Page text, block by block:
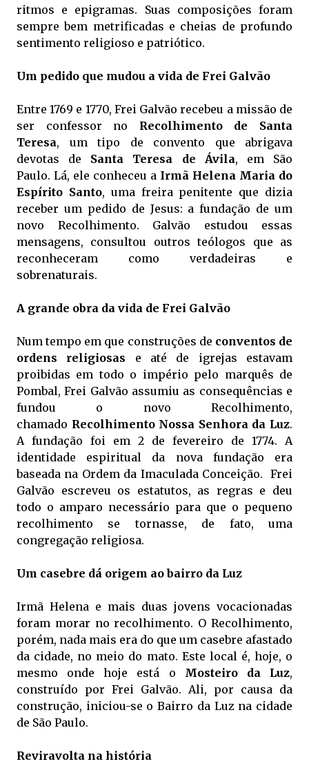
ritmos e epigramas. Suas composições foram
sempre bem metrificadas e cheias de profundo
sentimento religioso e patriótico.
Um pedido que mudou a vida de Frei Galvão
Entre 1769 e 1770, Frei Galvão recebeu a missão de
ser confessor no Recolhimento de Santa
Teresa, um tipo de convento que abrigava
devotas de Santa Teresa de Ávila, em São
Paulo. Lá, ele conheceu a Irmã Helena Maria do
Espírito Santo, uma freira penitente que dizia
receber um pedido de Jesus: a fundação de um
novo Recolhimento. Galvão estudou essas
mensagens, consultou outros teólogos que as
reconheceram como verdadeiras e
sobrenaturais.
A grande obra da vida de Frei Galvão
Num tempo em que construções de conventos de
ordens religiosas e até de igrejas estavam
proibidas em todo o império pelo marquês de
Pombal, Frei Galvão assumiu as consequências e
fundou o novo Recolhimento,
chamado Recolhimento Nossa Senhora da Luz.
A fundação foi em 2 de fevereiro de 1774. A
identidade espiritual da nova fundação era
baseada na Ordem da Imaculada Conceição. Frei
Galvão escreveu os estatutos, as regras e deu
todo o amparo necessário para que o pequeno
recolhimento se tornasse, de fato, uma
congregação religiosa.
Um casebre dá origem ao bairro da Luz
Irmã Helena e mais duas jovens vocacionadas
foram morar no recolhimento. O Recolhimento,
porém, nada mais era do que um casebre afastado
da cidade, no meio do mato. Este local é, hoje, o
mesmo onde hoje está o Mosteiro da Luz,
construído por Frei Galvão. Ali, por causa da
construção, iniciou-se o Bairro da Luz na cidade
de São Paulo.
Reviravolta na história